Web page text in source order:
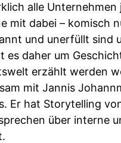
alle Unternehmen
mit dabei – komisch
und unerfüllt sind
daher um
erzählt werden
mit Jannis
Er hat Storytelling
über interne